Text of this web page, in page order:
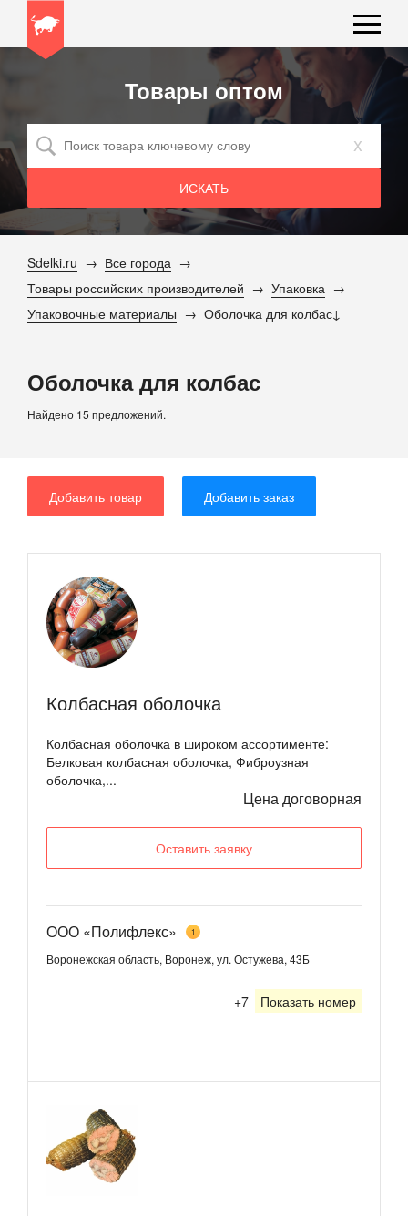
Товары оптом
x
Sdelki.ru
Все города
Товары российских производителей
Упаковка
Упаковочные материалы
Оболочка для колбас
Оболочка для колбас
Найдено 15 предложений.
Добавить товар Добавить заказ
Колбасная оболочка
Колбасная оболочка в широком ассортименте:
Белковая колбасная оболочка, Фиброузная
оболочка,...
Цена договорная
Оставить заявку
ООО «Полифлекс» 1
Воронежская область, Воронеж, ул. Остужева, 43Б
+7 Показать номер